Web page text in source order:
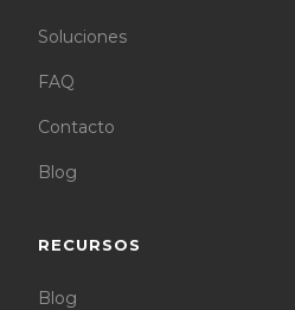
Soluciones
FAQ
Contacto
Blog
RECURSOS
Blog